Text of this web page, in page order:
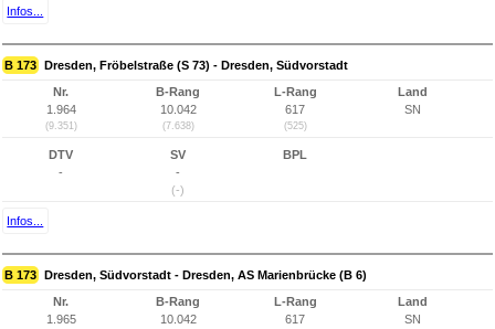
Infos...
B 173 Dresden, Fröbelstraße (S 73) - Dresden, Südvorstadt
Nr.
1.964
(9.351)
B-Rang
10.042
(7.638)
L-Rang
617
(525)
Land
SN
DTV
-
SV
-
(-)
BPL
Infos...
B 173 Dresden, Südvorstadt - Dresden, AS Marienbrücke (B 6)
Nr.
1.965
B-Rang
10.042
L-Rang
617
Land
SN